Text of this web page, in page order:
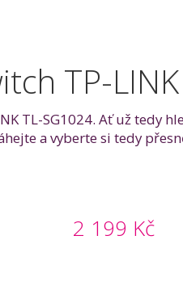
TP-
TL-SG1024. Ať už tedy
a vyberte si tedy
2 199 Kč